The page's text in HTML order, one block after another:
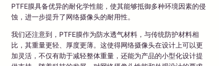
PTFE膜具备优异的耐化学性能，使其能够抵御多种环境因素的侵
蚀，进一步提升了网络摄像头的耐用性。
我们还注意到，PTFE膜作为防水透气材料，与传统防护材料相
比，其重量更轻、厚度更薄。这使得网络摄像头在设计上可以更
加灵活，不仅有助于减轻整体重量，还能为产品的小型化设计提